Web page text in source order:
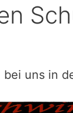
uns in